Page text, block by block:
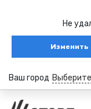
Не
Изменить
Ваш город